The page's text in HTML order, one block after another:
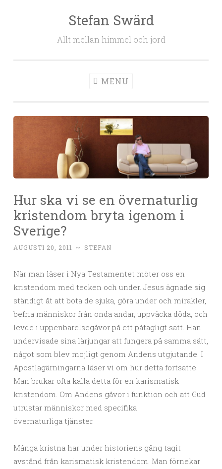
Stefan Swärd
Allt mellan himmel och jord
MENU
Hur ska vi se en övernaturlig
kristendom bryta igenom i
Sverige?
AUGUSTI 20, 2011 ~ STEFAN
När man läser i Nya Testamentet möter oss en
kristendom med tecken och under. Jesus ägnade sig
ständigt åt att bota de sjuka, göra under och mirakler,
befria människor från onda andar, uppväcka döda, och
levde i uppenbarelsegåvor på ett påtagligt sätt. Han
undervisade sina lärjungar att fungera på samma sätt,
något som blev möjligt genom Andens utgjutande. I
Apostlagärningarna läser vi om hur detta fortsatte.
Man brukar ofta kalla detta för en karismatisk
kristendom. Om Andens gåvor i funktion och att Gud
utrustar människor med specifika
övernaturliga tjänster.
Många kristna har under historiens gång tagit
avstånd från karismatisk kristendom. Man förnekar